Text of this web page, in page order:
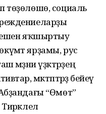
төҙөлөшө, социаль
яҡшыртыу
ярҙамы, рус
үҙәктәрҙең
мәктәптәрҙә бейеү
“Өмөт”